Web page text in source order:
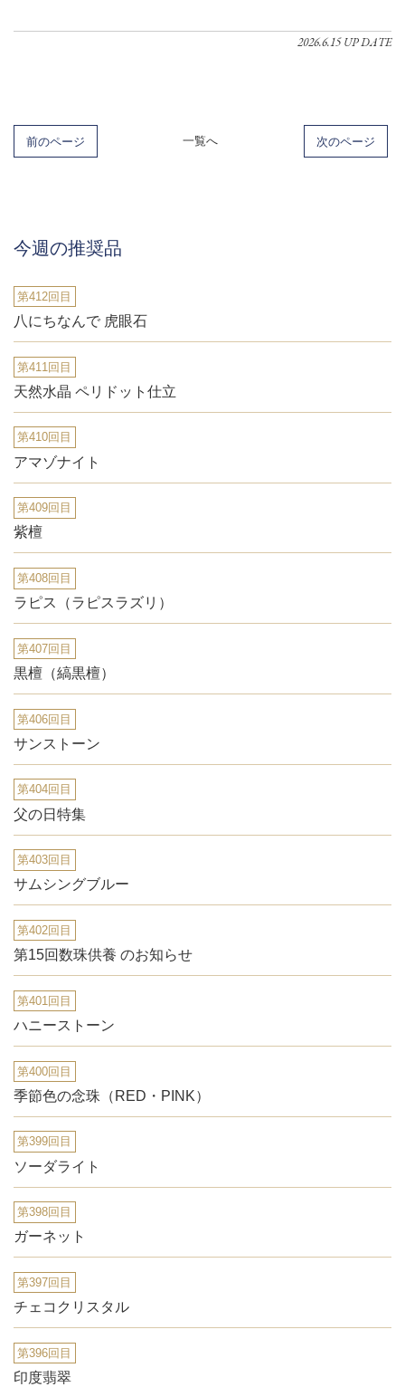
2026.6.15 UP DATE
前のページ 一覧へ 次のページ
今週の推奨品
第412回目
八にちなんで 虎眼石
第411回目
天然水晶 ペリドット仕立
第410回目
アマゾナイト
第409回目
紫檀
第408回目
ラピス（ラピスラズリ）
第407回目
黒檀（縞黒檀）
第406回目
サンストーン
第404回目
父の日特集
第403回目
サムシングブルー
第402回目
第15回数珠供養 のお知らせ
第401回目
ハニーストーン
第400回目
季節色の念珠（RED・PINK）
第399回目
ソーダライト
第398回目
ガーネット
第397回目
チェコクリスタル
第396回目
印度翡翠